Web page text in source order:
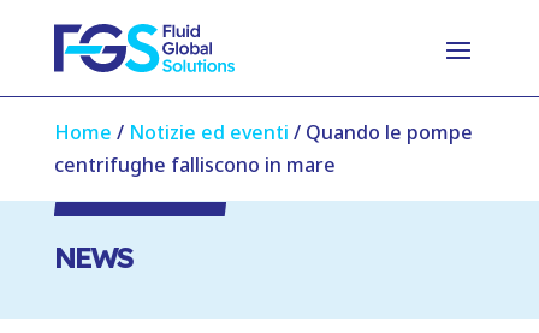
Home / Notizie ed eventi / Quando le pompe
centrifughe falliscono in mare
NEWS